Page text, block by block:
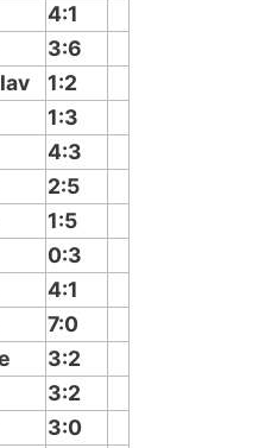
4:1
3:6
1:2
1:3
4:3
2:5
1:5
0:3
4:1
7:0
3:2
3:2
3:0